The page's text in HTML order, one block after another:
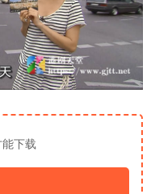
下载